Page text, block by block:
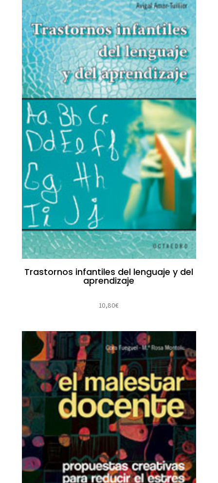
Trastornos infantiles del lenguaje y del
aprendizaje
10,80€